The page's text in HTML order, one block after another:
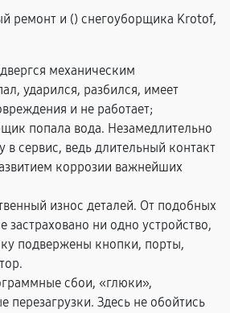
ремонт и () снегоуборщика Krotof,
механическим
ударился, разбился, имеет
и не работает;
попала вода. Незамедлительно
в сервис, ведь длительный контакт
коррозии важнейших
износ деталей. От подобных
застраховано ни одно устройство,
подвержены кнопки, порты,
сбои, «глюки»,
перезагрузки. Здесь не обойтись